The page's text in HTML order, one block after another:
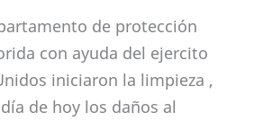
de protección
con ayuda del ejercito
iniciaron la limpieza ,
de hoy los daños al